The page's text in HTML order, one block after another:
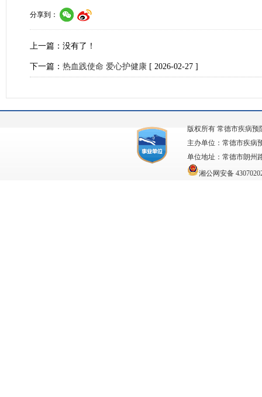
分享到：
上一篇：没有了！
下一篇： 热血践使命 爱心护健康 [ 2026-02-27 ]
版权所有 常德市疾病
主办单位：常德市疾病
单位地址：常德市朗州
湘公网安备